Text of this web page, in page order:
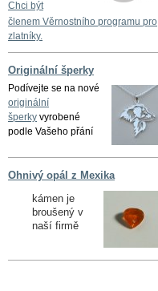
Chci být
členem Věrnostního programu pro
zlatníky.
Originální šperky
Podívejte se na nové
originální
šperky vyrobené
podle Vašeho přání
Ohnivý opál z Mexika
kámen je
broušený v
naší firmě